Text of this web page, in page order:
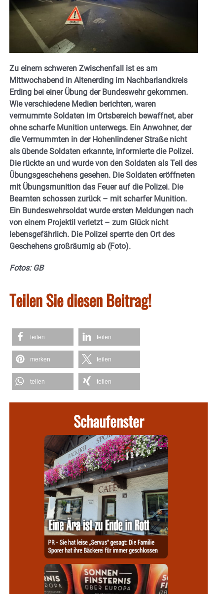
Zu einem schweren Zwischenfall ist es am
Mittwochabend in Altenerding im Nachbarlandkreis
Erding bei einer Übung der Bundeswehr gekommen.
Wie verschiedene Medien berichten, waren
vermummte Soldaten im Ortsbereich bewaffnet, aber
ohne scharfe Munition unterwegs. Ein Anwohner, der
die Vermummten in der Hohenlindener Straße nicht
als übende Soldaten erkannte, informierte die Polizei.
Die rückte an und wurde von den Soldaten als Teil des
Übungsgeschehens gesehen. Die Soldaten eröffneten
mit Übungsmunition das Feuer auf die Polizei. Die
Beamten schossen zurück – mit scharfer Munition.
Ein Bundeswehrsoldat wurde ersten Meldungen nach
von einem Projektil verletzt – zum Glück nicht
lebensgefährlich. Die Polizei sperrte den Ort des
Geschehens großräumig ab (Foto).
Fotos: GB
Teilen Sie diesen Beitrag!
teilen teilen
merken teilen
teilen teilen
Schaufenster